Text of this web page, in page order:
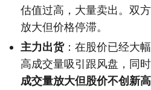
估值过高，大量卖出。双
放大但价格停滞。
主力出货：在股价已经大
高成交量吸引跟风盘，同
成交量放大但股价不创新高